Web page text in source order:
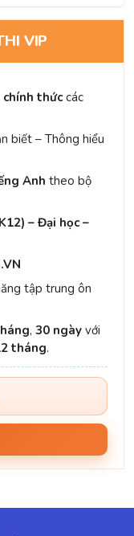
VIP
thứccác
biết – Thông hiểu
Anh theo bộ
– Đại học –
tập trung ôn
, 30 ngày với
tháng.